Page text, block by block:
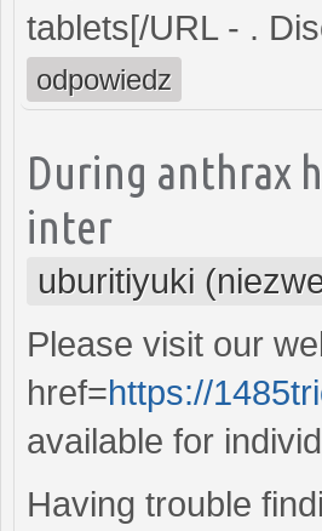
tablets[/URL - .
odpowiedz
During anthrax
inter
uburitiyuki
Please visit our
href=https://
available for
Having trouble